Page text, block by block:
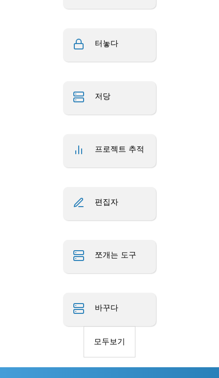
터놓다
저당
프로젝트 추적
편집자
쪼개는 도구
바꾸다
모두보기